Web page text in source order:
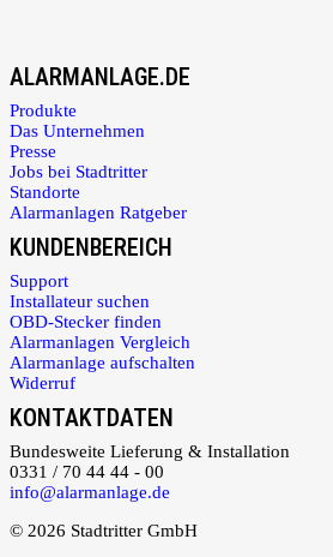
ALARMANLAGE.DE
Produkte
Das Unternehmen
Presse
Jobs bei Stadtritter
Standorte
Alarmanlagen Ratgeber
KUNDENBEREICH
Support
Installateur suchen
OBD-Stecker finden
Alarmanlagen Vergleich
Alarmanlage aufschalten
Widerruf
KONTAKTDATEN
Bundesweite Lieferung & Installation
0331 / 70 44 44 - 00
info@alarmanlage.de
© 2026 Stadtritter GmbH